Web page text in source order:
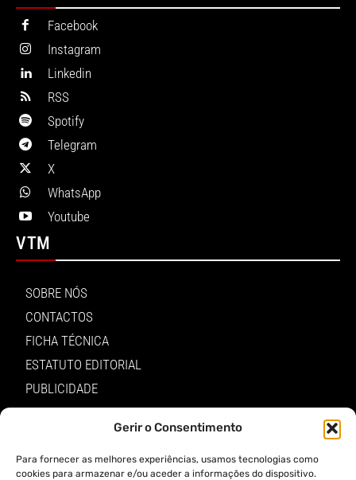
Gerir o Consentimento
Para fornecer as melhores experiências, usamos tecnologias como
cookies para armazenar e/ou aceder a informações do dispositivo.
Facebook
Instagram
Linkedin
RSS
Spotify
Telegram
X
WhatsApp
Youtube
VTM
SOBRE NÓS
CONTACTOS
FICHA TÉCNICA
ESTATUTO EDITORIAL
PUBLICIDADE
LOJA